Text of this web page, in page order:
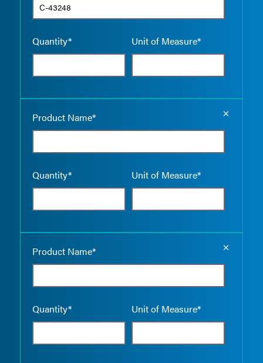
Quantity* Unit of Measure*
Product Name*
Quantity* Unit of Measure*
Product Name*
Quantity* Unit of Measure*